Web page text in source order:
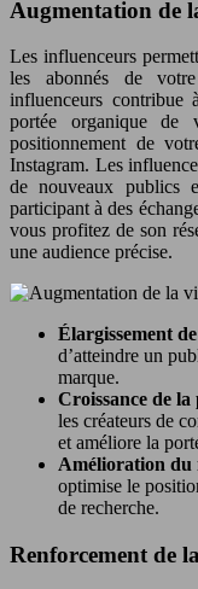
Augmentation de
Les influenceurs
les abonnés de
influenceurs contribue
portée organique de
positionnement de
Instagram. Les
de nouveaux publics
participant à des
vous profitez de son
une audience précise.
Élargissement
d’atteindre un
marque.
Croissance de
les créateurs de
et améliore la
Amélioration du
optimise le
de recherche.
Renforcement de